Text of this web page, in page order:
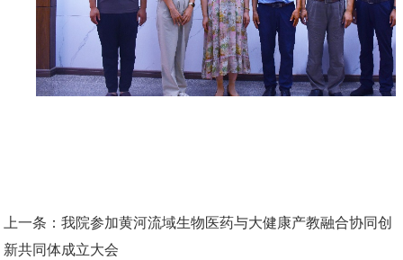
上一条：我院参加黄河流域生物医药与大健康产教融合协同创
新共同体成立大会